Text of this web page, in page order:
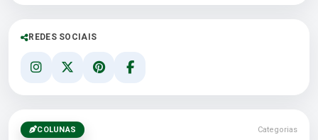
REDES SOCIAIS
COLUNAS Categorias